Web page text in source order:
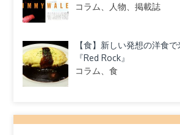
コラム、人物、掲載誌
【食】新しい発想の洋食
『Red Rock』
コラム、食